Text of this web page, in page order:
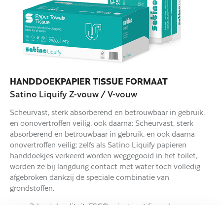
HANDDOEKPAPIER TISSUE FORMAAT
Satino Liquify Z-vouw / V-vouw
Scheurvast, sterk absorberend en betrouwbaar in gebruik,
en oonovertroffen veilig, ook daarna: Scheurvast, sterk
absorberend en betrouwbaar in gebruik, en ook daarna
onovertroffen veilig: zelfs als Satino Liquify papieren
handdoekjes verkeerd worden weggegooid in het toilet,
worden ze bij langdurig contact met water toch volledig
afgebroken dankzij de speciale combinatie van
grondstoffen.